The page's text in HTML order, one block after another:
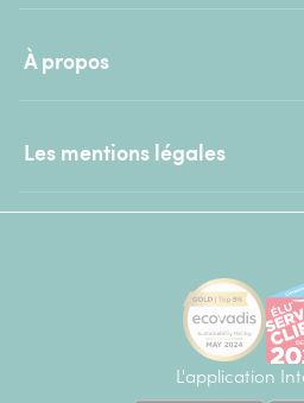
À propos
Les mentions légales
L'application